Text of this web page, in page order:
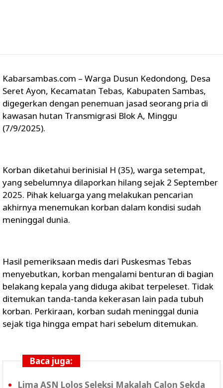
Kabarsambas.com – Warga Dusun Kedondong, Desa
Seret Ayon, Kecamatan Tebas, Kabupaten Sambas,
digegerkan dengan penemuan jasad seorang pria di
kawasan hutan Transmigrasi Blok A, Minggu
(7/9/2025).
Korban diketahui berinisial H (35), warga setempat,
yang sebelumnya dilaporkan hilang sejak 2 September
2025. Pihak keluarga yang melakukan pencarian
akhirnya menemukan korban dalam kondisi sudah
meninggal dunia.
Hasil pemeriksaan medis dari Puskesmas Tebas
menyebutkan, korban mengalami benturan di bagian
belakang kepala yang diduga akibat terpeleset. Tidak
ditemukan tanda-tanda kekerasan lain pada tubuh
korban. Perkiraan, korban sudah meninggal dunia
sejak tiga hingga empat hari sebelum ditemukan.
Baca juga:
Lima ASN Lolos Seleksi Makalah Calon Sekda